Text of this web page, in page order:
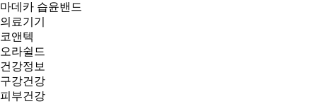
마데카 습윤밴드
의료기기
코앤텍
오라쉴드
건강정보
구강건강
피부건강